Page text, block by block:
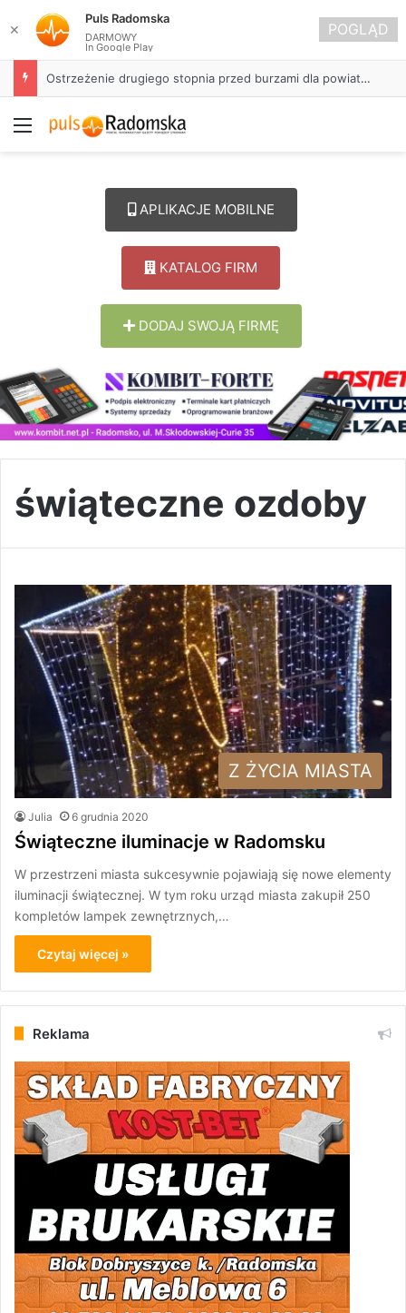
Ostrzeżenie drugiego stopnia przed burzami dla powiatu radomszczańskiego
Menu
APLIKACJE MOBILNE
KATALOG FIRM
DODAJ SWOJĄ FIRMĘ
świąteczne ozdoby
Z ŻYCIA MIASTA
Julia 6 grudnia 2020
Świąteczne iluminacje w Radomsku
W przestrzeni miasta sukcesywnie pojawiają się nowe elementy
iluminacji świątecznej. W tym roku urząd miasta zakupił 250
kompletów lampek zewnętrznych,…
Czytaj więcej »
Reklama
✕
Puls Radomska
DARMOWY
In Google Play
POGLĄD